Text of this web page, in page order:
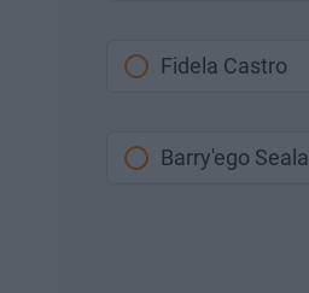
Fidela Castro
Barry'ego Seala